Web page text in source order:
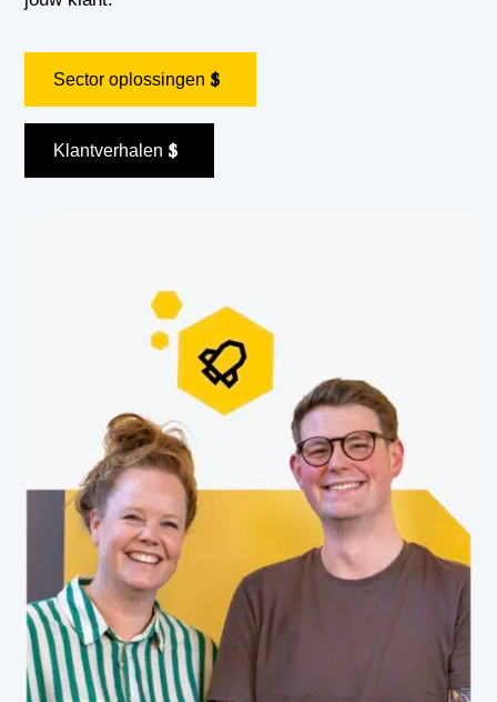
Sector oplossingen
Klantverhalen